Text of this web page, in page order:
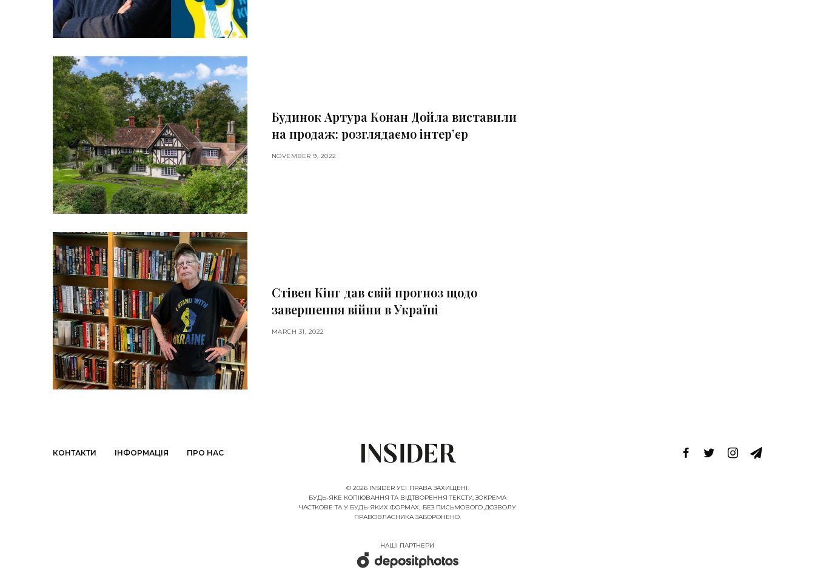
Будинок Артура Конан Дойла виставили
на продаж: розглядаємо інтер’єр
NOVEMBER 9, 2022
Стівен Кінг дав свій прогноз щодо
завершення війни в Україні
MARCH 31, 2022
КОНТАКТИ ІНФОРМАЦІЯ ПРО НАС
© 2026 INSIDER УСІ ПРАВА ЗАХИЩЕНІ.
БУДЬ-ЯКЕ КОПІЮВАННЯ ТА ВІДТВОРЕННЯ ТЕКСТУ, ЗОКРЕМА
ЧАСТКОВЕ ТА У БУДЬ-ЯКИХ ФОРМАХ, БЕЗ ПИСЬМОВОГО ДОЗВОЛУ
ПРАВОВЛАСНИКА ЗАБОРОНЕНО.
НАШІ ПАРТНЕРИ